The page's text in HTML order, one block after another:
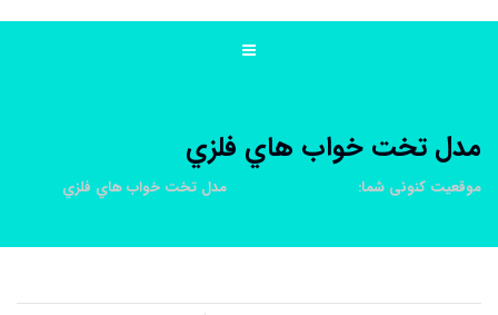
مدل تخت خواب هاي فلزي
موقعیت کنونی شما: مدل تخت خواب هاي فلزي